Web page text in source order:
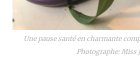
Une pause santé en charmante
Photographe: Miss